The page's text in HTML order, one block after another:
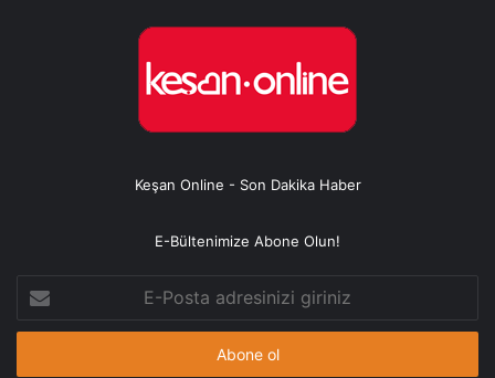
Keşan Online - Son Dakika Haber
E-Bültenimize Abone Olun!
Posta
adresinizi